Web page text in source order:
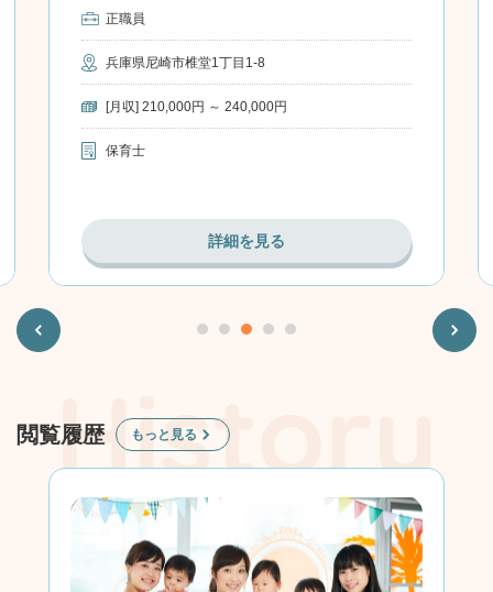
Previous
正職員
兵庫県尼崎市椎堂1丁目1-8
[月収] 210,000円 ～ 240,000円
保育士
詳細を見る
Next
閲覧履歴 もっと見る